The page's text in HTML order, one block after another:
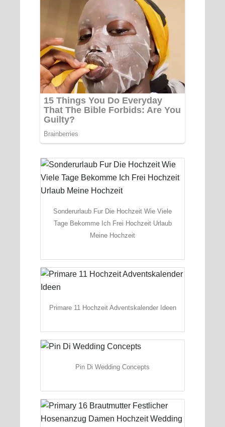
Sonderurlaub Fur Die Hochzeit Wie Viele
Tage Bekomme Ich Frei Hochzeit Urlaub
Meine Hochzeit
Primare 11 Hochzeit Adventskalender Ideen
Pin Di Wedding Concepts